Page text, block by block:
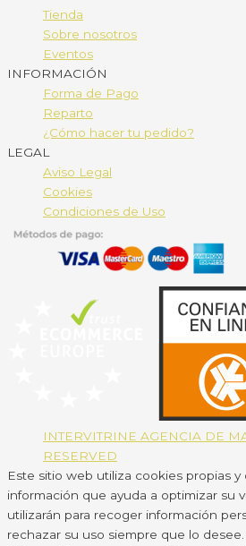
Tienda
Sobre nosotros
Eventos
INFORMACIÓN
Forma de Pago
Reparto
¿Cómo hacer tu pedido?
LEGAL
Aviso Legal
Cookies
Condiciones de Uso
INTERVITRINE AGENCIA DE
RESERVED
Este sitio web utiliza cookies propias
información que ayuda a optimizar su
utilizarán para recoger información
rechazar su uso siempre que lo